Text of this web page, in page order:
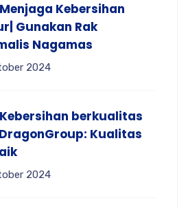
Kebersihan
Gunakan Rak
Nagamas
2024
berkualitas
Kualitas
2024